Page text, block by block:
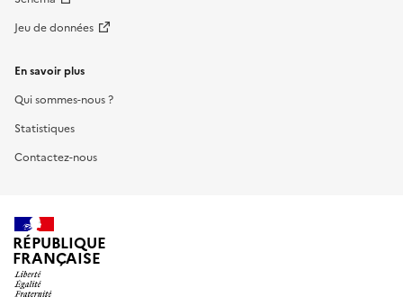
Jeu de données
En savoir plus
Qui sommes-nous ?
Statistiques
Contactez-nous
RÉPUBLIQUE
FRANÇAISE